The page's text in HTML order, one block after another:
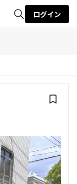
検索
ログイン